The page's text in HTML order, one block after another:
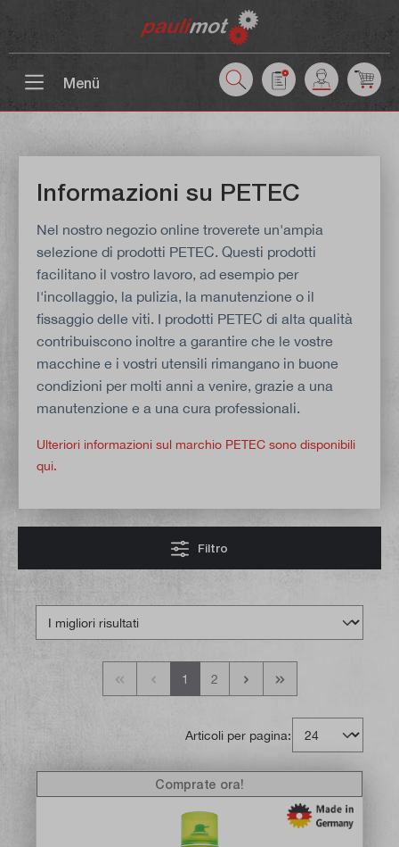
Menü
Informazioni su PETEC
Nel nostro negozio online troverete un'ampia
selezione di prodotti PETEC. Questi prodotti
facilitano il vostro lavoro, ad esempio per
l'incollaggio, la pulizia, la manutenzione o il
fissaggio delle viti. I prodotti PETEC di alta qualità
contribuiscono inoltre a garantire che le vostre
macchine e i vostri utensili rimangano in buone
condizioni per molti anni a venire, grazie a una
manutenzione e a una cura professionali.
Ulteriori informazioni sul marchio PETEC sono disponibili
qui.
Filtro
1 2
Articoli per pagina:
Comprate ora!